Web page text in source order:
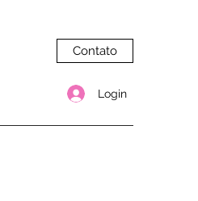
Contato
Login